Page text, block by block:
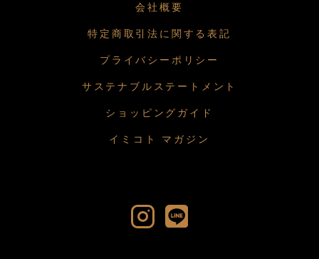
会社概要
特定商取引法に関する表記
プライバシーポリシー
サステナブルステートメント
ショッピングガイド
イミコト マガジン